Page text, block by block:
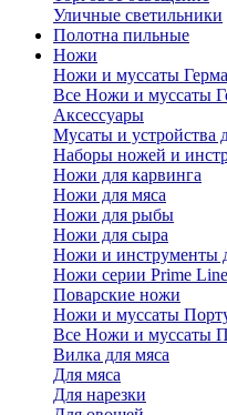
Уличные светильники
Полотна пильные
Ножи
Ножи и муссаты
Все Ножи и муссаты
Аксессуары
Мусаты и устройства
Наборы ножей и
Ножи для карвинга
Ножи для мяса
Ножи для рыбы
Ножи для сыра
Ножи и инструменты
Ножи серии Prime Line
Поварские ножи
Ножи и муссаты
Все Ножи и муссаты
Вилка для мяса
Для мяса
Для нарезки